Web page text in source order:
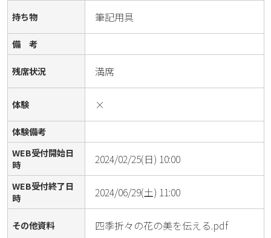
持ち物 筆記用具
備 考
残席状況 満席
体験 ×
体験備考
WEB受付開始日
時
2024/02/25(日) 10:00
WEB受付終了日
時
2024/06/29(土) 11:00
その他資料 四季折々の花の美を伝える.pdf